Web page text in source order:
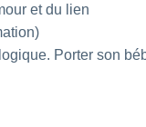
et du lien
Porter son